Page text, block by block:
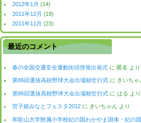
2012年1月 (14)
2011年12月 (19)
2011年11月 (23)
最近のコメント
春の全国交通安全運動街頭啓発出発式 に匿名 より
第86回選抜高校野球大会出場校壮行式 に きいちゃ
第86回選抜高校野球大会出場校壮行式 にはる より
宮子姫みなとフェスタ2012 に きいちゃん より
和歌山大学附属小学校紀の国わかやま国体・紀の